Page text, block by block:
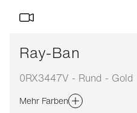
Ray-Ban
0RX3447V - Rund - Gold
Mehr Farben